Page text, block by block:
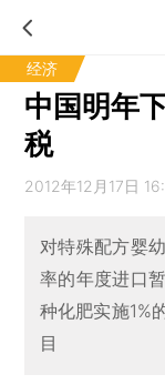
经济
中国明年
税
2012年12月17日
对特殊配方婴
率的年度进口
种化肥实施1%
目